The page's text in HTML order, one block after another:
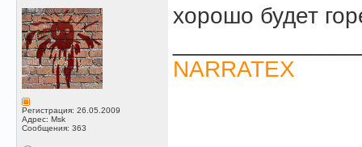
Регистрация: 26.05.2009
Адрес: Msk
Сообщения: 363
хорошо будет
NARRATEX